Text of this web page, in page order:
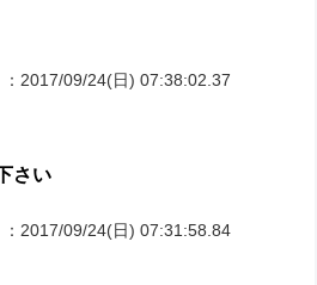
：2017/09/24(日) 07:38:02.37
さい
：2017/09/24(日) 07:31:58.84